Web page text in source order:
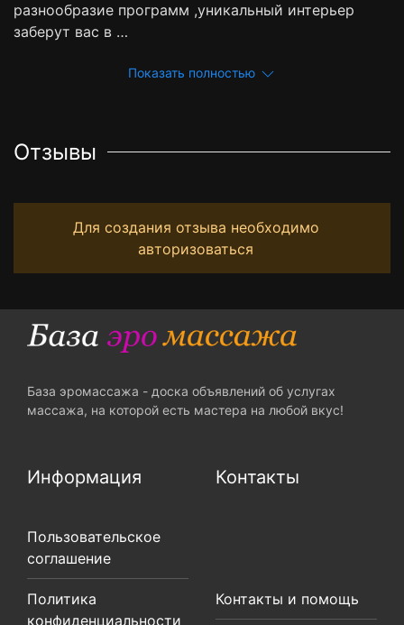
разнообразие программ ,уникальный интерьер
заберут вас в …
Показать полностью
Отзывы
Для создания отзыва необходимо
авторизоваться
База эромассажа - доска объявлений об услугах
массажа, на которой есть мастера на любой вкус!
Информация
Пользовательское
соглашение
Политика
конфиденциальности
Контакты
Контакты и помощь